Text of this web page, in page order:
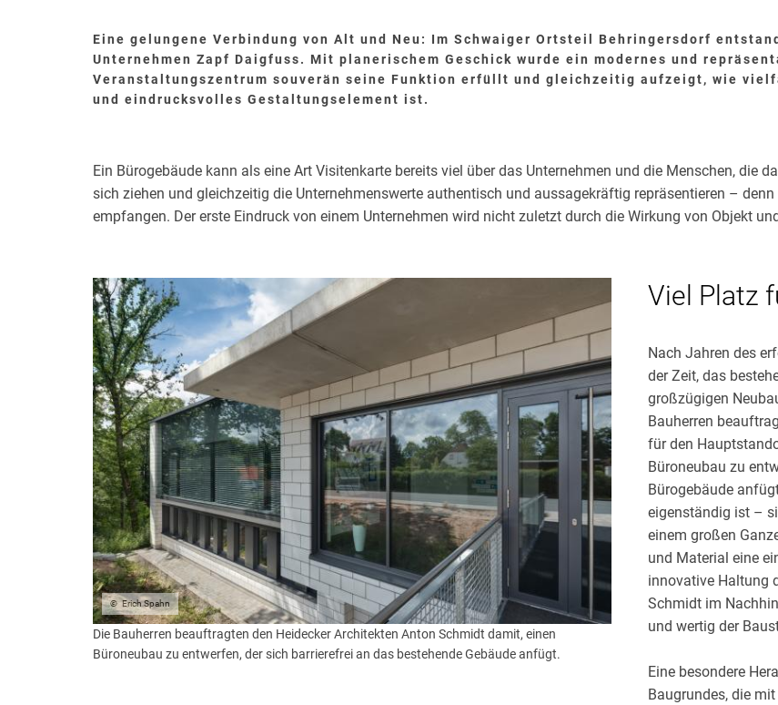
Eine gelungene Verbindung von Alt und Neu: Im Schwaiger Ortsteil Behringersdorf
Unternehmen Zapf Daigfuss. Mit planerischem Geschick wurde ein modernes und
Veranstaltungszentrum souverän seine Funktion erfüllt und gleichzeitig aufzeigt, wie
und eindrucksvolles Gestaltungselement ist.
Ein Bürogebäude kann als eine Art Visitenkarte bereits viel über das Unternehmen und die Menschen, die
sich ziehen und gleichzeitig die Unternehmenswerte authentisch und aussagekräftig repräsentieren –
empfangen. Der erste Eindruck von einem Unternehmen wird nicht zuletzt durch die Wirkung von Objekt
Erich Spahn
Die Bauherren beauftragten den Heidecker Architekten Anton Schmidt damit, einen
Büroneubau zu entwerfen, der sich barrierefrei an das bestehende Gebäude anfügt.
Viel Platz
Nach Jahren des
der Zeit, das
großzügigen
Bauherren
für den
Büroneubau zu
Bürogebäude
eigenständig ist –
einem großen
und Material eine
innovative Haltung
Schmidt im
und wertig der
Eine besondere
Baugrundes, die